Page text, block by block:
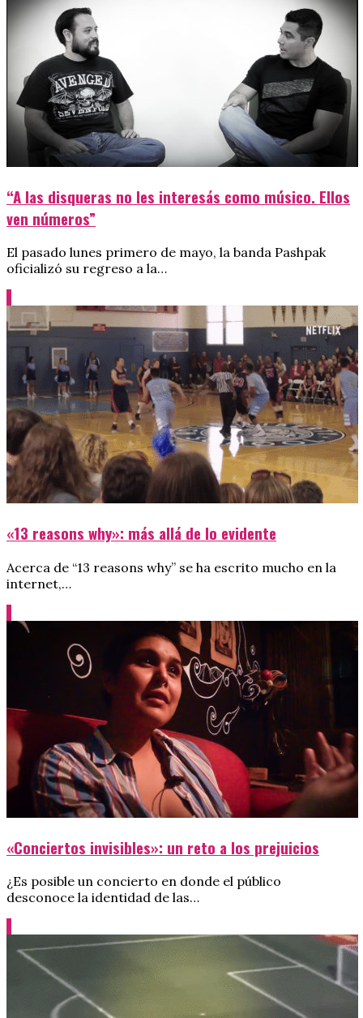
“A las disqueras no les interesás como músico. Ellos
ven números”
El pasado lunes primero de mayo, la banda Pashpak
oficializó su regreso a la…
«13 reasons why»: más allá de lo evidente
Acerca de “13 reasons why” se ha escrito mucho en la
internet,…
«Conciertos invisibles»: un reto a los prejuicios
¿Es posible un concierto en donde el público
desconoce la identidad de las…